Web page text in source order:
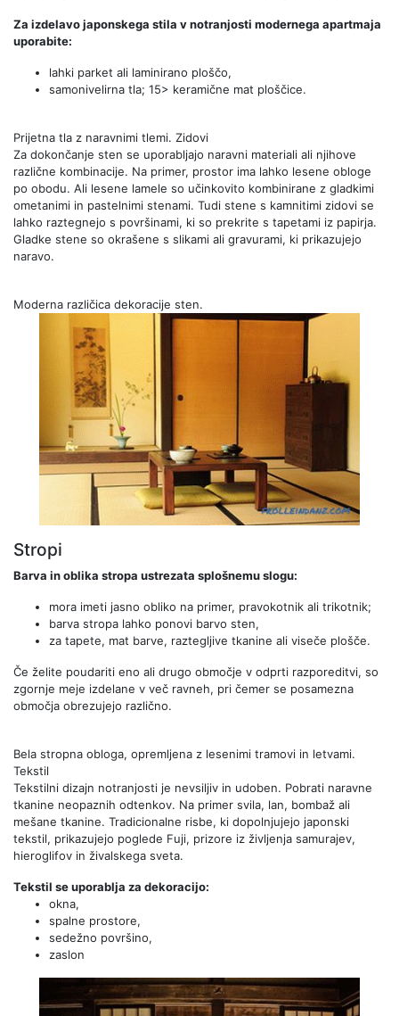
Za izdelavo japonskega stila v notranjosti modernega apartmaja
uporabite:
lahki parket ali laminirano ploščo,
samonivelirna tla; 15> keramične mat ploščice.
Prijetna tla z naravnimi tlemi. Zidovi
Za dokončanje sten se uporabljajo naravni materiali ali njihove
različne kombinacije. Na primer, prostor ima lahko lesene obloge
po obodu. Ali lesene lamele so učinkovito kombinirane z gladkimi
ometanimi in pastelnimi stenami. Tudi stene s kamnitimi zidovi se
lahko raztegnejo s površinami, ki so prekrite s tapetami iz papirja.
Gladke stene so okrašene s slikami ali gravurami, ki prikazujejo
naravo.
Moderna različica dekoracije sten.
Stropi
Barva in oblika stropa ustrezata splošnemu slogu:
mora imeti jasno obliko na primer, pravokotnik ali trikotnik;
barva stropa lahko ponovi barvo sten,
za tapete, mat barve, raztegljive tkanine ali viseče plošče.
Če želite poudariti eno ali drugo območje v odprti razporeditvi, so
zgornje meje izdelane v več ravneh, pri čemer se posamezna
območja obrezujejo različno.
Bela stropna obloga, opremljena z lesenimi tramovi in ​​letvami.
Tekstil
Tekstilni dizajn notranjosti je nevsiljiv in udoben. Pobrati naravne
tkanine neopaznih odtenkov. Na primer svila, lan, bombaž ali
mešane tkanine. Tradicionalne risbe, ki dopolnjujejo japonski
tekstil, prikazujejo poglede Fuji, prizore iz življenja samurajev,
hieroglifov in živalskega sveta.
Tekstil se uporablja za dekoracijo:
okna,
spalne prostore,
sedežno površino,
zaslon